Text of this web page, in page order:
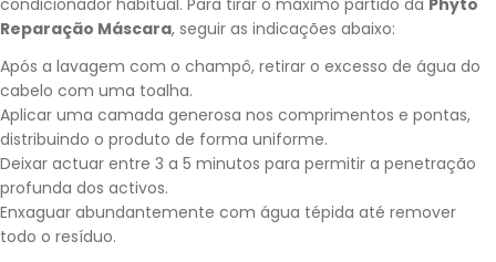
condicionador habitual. Para tirar o máximo partido da Phyto
Reparação Máscara, seguir as indicações abaixo:
Após a lavagem com o champô, retirar o excesso de água do
cabelo com uma toalha.
Aplicar uma camada generosa nos comprimentos e pontas,
distribuindo o produto de forma uniforme.
Deixar actuar entre 3 a 5 minutos para permitir a penetração
profunda dos activos.
Enxaguar abundantemente com água tépida até remover
todo o resíduo.